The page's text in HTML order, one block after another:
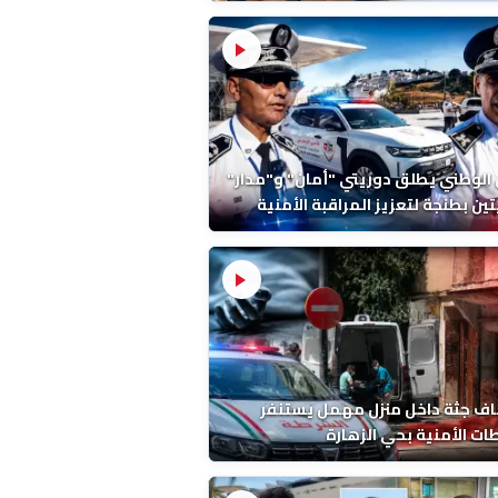
الوطني يطلق دوريتي "أمان" و"مدار"
بطنجة لتعزيز المراقبة الأمنية
جثة داخل منزل مهمل يستنفر
الأمنية بحي الزهارة